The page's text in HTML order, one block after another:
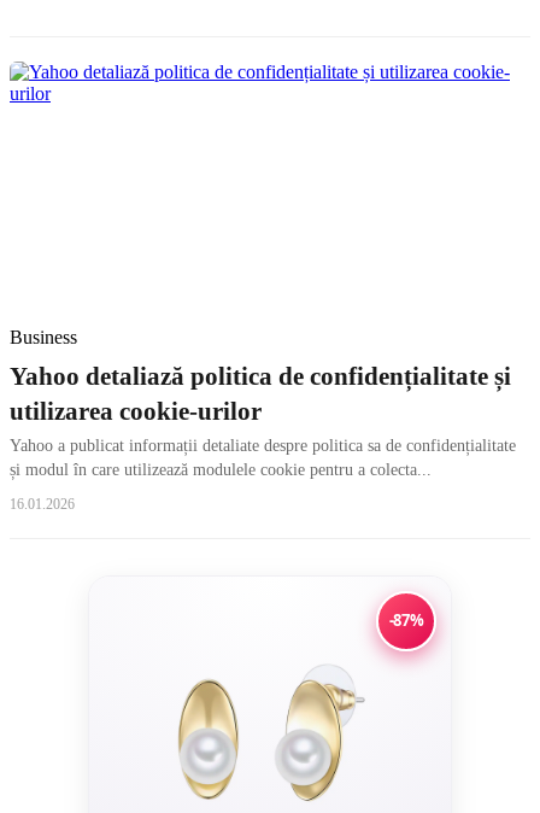
Business
Yahoo detaliază politica de confidențialitate și
utilizarea cookie-urilor
Yahoo a publicat informații detaliate despre politica sa de confidențialitate
și modul în care utilizează modulele cookie pentru a colecta...
16.01.2026
-87%